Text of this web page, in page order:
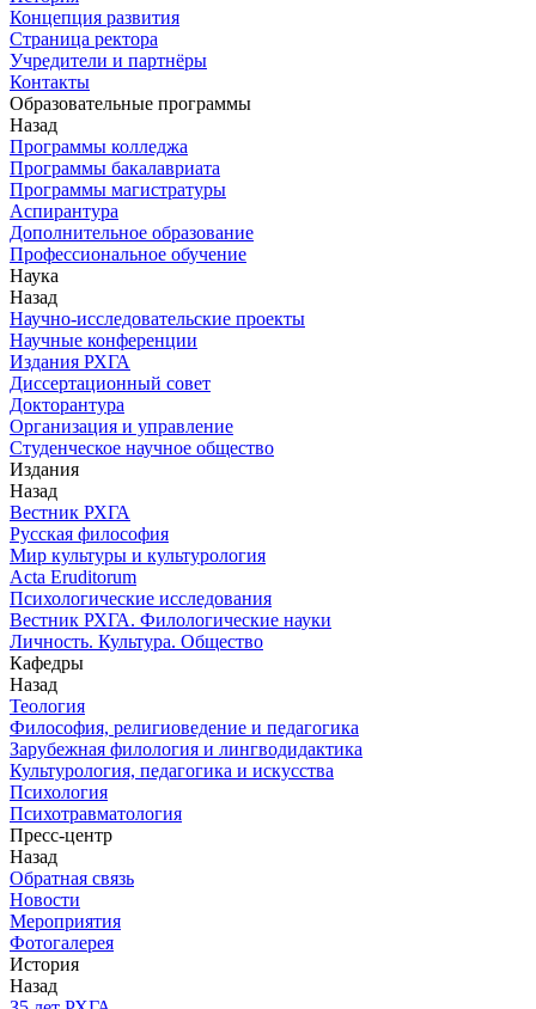
Концепция развития
Страница ректора
Учредители и партнёры
Контакты
Образовательные программы
Назад
Программы колледжа
Программы бакалавриата
Программы магистратуры
Аспирантура
Дополнительное образование
Профессиональное обучение
Наука
Назад
Научно-исследовательские проекты
Научные конференции
Издания РХГА
Диссертационный совет
Докторантура
Организация и управление
Студенческое научное общество
Издания
Назад
Вестник РХГА
Русская философия
Мир культуры и культурология
Acta Eruditorum
Психологические исследования
Вестник РХГА. Филологические науки
Личность. Культура. Общество
Кафедры
Назад
Теология
Философия, религиоведение и педагогика
Зарубежная филология и лингводидактика
Культурология, педагогика и искусства
Психология
Психотравматология
Пресс-центр
Назад
Обратная связь
Новости
Мероприятия
Фотогалерея
История
Назад